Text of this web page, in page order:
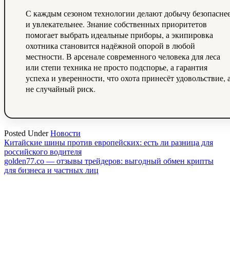
С каждым сезоном технологии делают добычу
и увлекательнее. Знание собственных приоритетов
помогает выбрать идеальные приборы, а экипировка
охотника становится надёжной опорой в любой
местности. В арсенале современного человека для леса
или степи техника не просто подспорье, а гарантия
успеха и уверенности, что охота принесёт удовольствие,
не случайный риск.
Posted UnderНовости
Навигация
по
записям
Китайские шины против европейских: есть ли разница для
российского водителя
golden77.co — отзывы трейдеров: выгодный обмен крипты
для бизнеса и частных лиц